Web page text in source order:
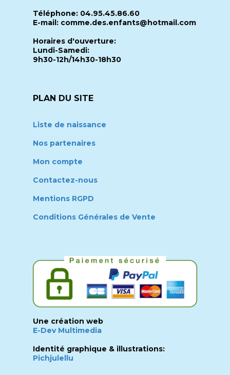
Téléphone: 04.95.45.86.60
E-mail: comme.des.enfants@hotmail.com
Horaires d'ouverture:
Lundi-Samedi:
9h30-12h/14h30-18h30
PLAN DU SITE
Liste de naissance
Nos partenaires
Mon compte
Contactez-nous
Mentions RGPD
Conditions Générales de Vente
Une création web
E-Dev Multimedia
Identité graphique & illustrations:
Pichjulellu